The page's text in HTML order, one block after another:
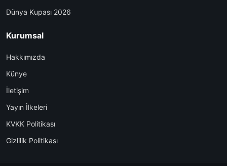
Dünya Kupası 2026
Kurumsal
Hakkımızda
Künye
İletişim
Yayın İlkeleri
KVKK Politikası
Gizlilik Politikası